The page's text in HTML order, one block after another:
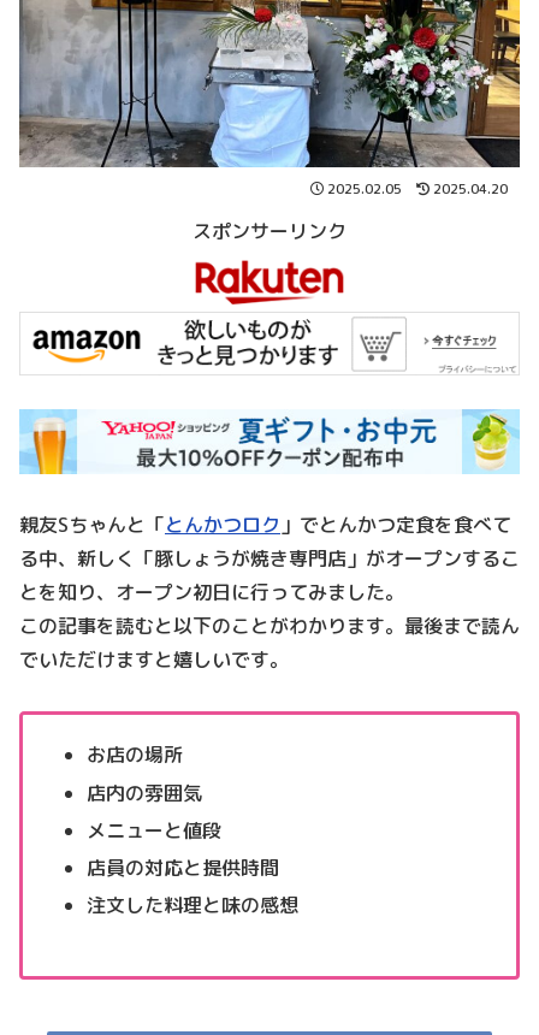
2025.02.05 2025.04.20
スポンサーリンク
親友Sちゃんと「とんかつロク 」でとんかつ定食を食べて
る中、新しく「豚しょうが焼き専門店」がオープンするこ
とを知り、オープン初日に行ってみました。
この記事を読むと以下のことがわかります。最後まで読ん
でいただけますと嬉しいです。
お店の場所
店内の雰囲気
メニューと値段
店員の対応と提供時間
注文した料理と味の感想